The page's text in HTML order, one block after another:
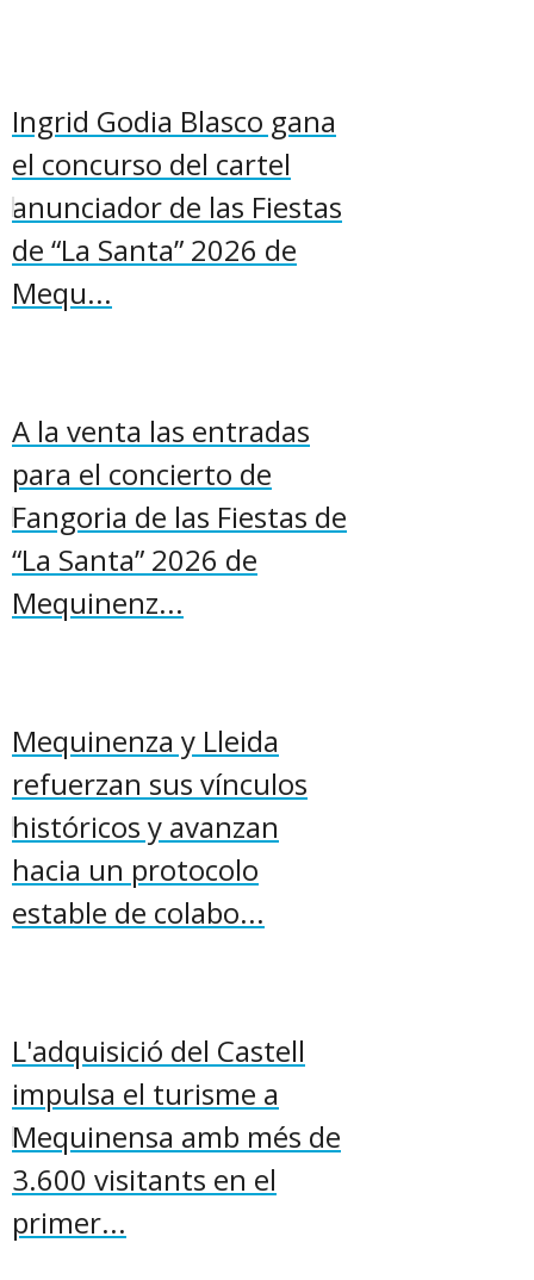
Ingrid Godia Blasco gana
el concurso del cartel
anunciador de las Fiestas
de “La Santa” 2026 de
Mequ...
A la venta las entradas
para el concierto de
Fangoria de las Fiestas de
“La Santa” 2026 de
Mequinenz...
Mequinenza y Lleida
refuerzan sus vínculos
históricos y avanzan
hacia un protocolo
estable de colabo...
L'adquisició del Castell
impulsa el turisme a
Mequinensa amb més de
3.600 visitants en el
primer...